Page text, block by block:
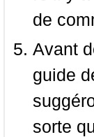
de
Avant
guide
sorte